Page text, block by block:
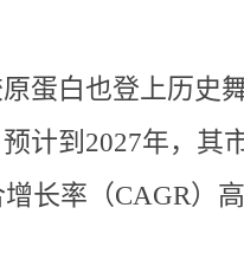
蛋白也登上历史
计到2027年，其
长率（CAGR）